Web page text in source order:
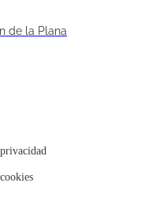
de la Plana